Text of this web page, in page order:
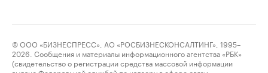
© ООО «БИЗНЕСПРЕСС», АО «РОСБИЗНЕСКОНСАЛТИНГ», 1995–
2026. Сообщения и материалы информационного агентства «РБК»
(свидетельство о регистрации средства массовой информации